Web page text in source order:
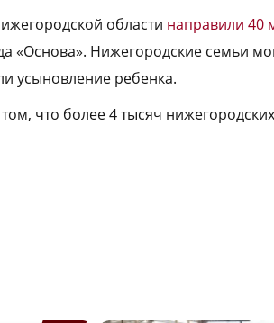
области направили 40
«Основа». Нижегородские семьи
усыновление ребенка.
что более 4 тысяч